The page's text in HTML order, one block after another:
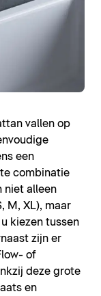
vallen op
een
combinatie
niet alleen
M, XL), maar
kiezen tussen
zijn er
of
deze grote
en